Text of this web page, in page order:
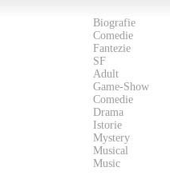
Biografie
Comedie
Fantezie
SF
Adult
Game-Show
Comedie
Drama
Istorie
Mystery
Musical
Music